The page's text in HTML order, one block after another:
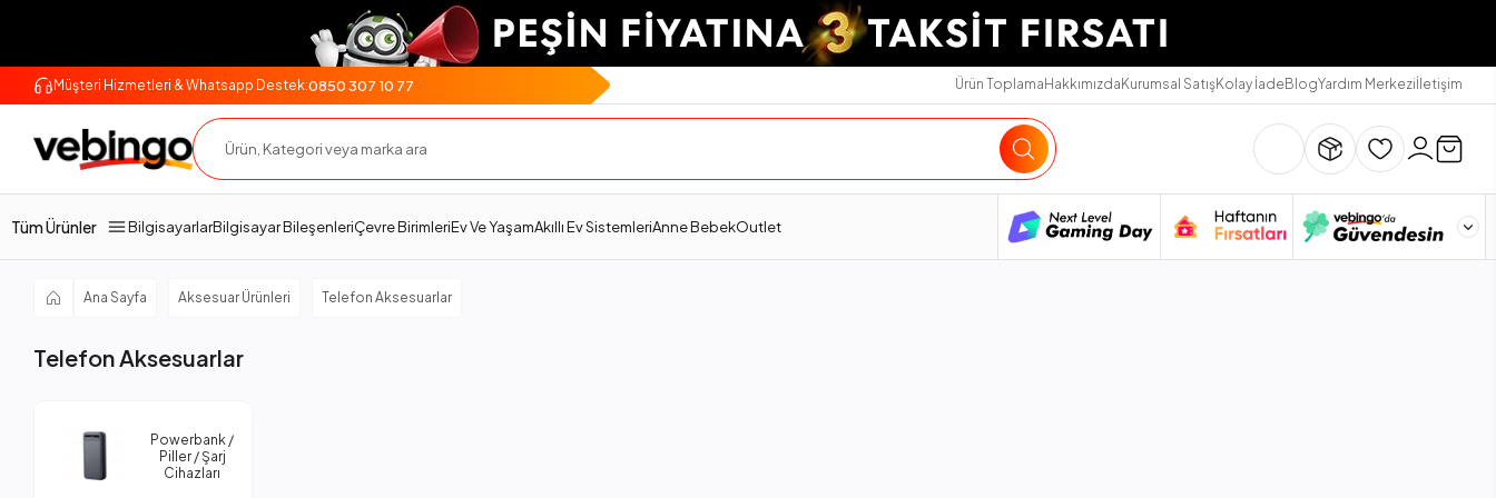
Müşteri Hizmetleri & Whatsapp Destek:0850 307 10 77 Ürün ToplamaHakkımızdaKurumsal SatışKolay İadeBlogYardım Merkeziİletişim
Tüm Ürünler BilgisayarlarBilgisayar BileşenleriÇevre BirimleriEv Ve YaşamAkıllı Ev SistemleriAnne BebekOutlet
Ana Sayfa Aksesuar Ürünleri Telefon Aksesuarlar
Telefon Aksesuarlar
Powerbank /
Piller / Şarj
Cihazları